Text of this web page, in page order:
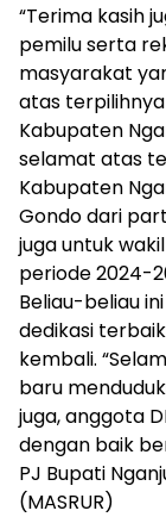
“Terima kasih
pemilu serta
masyarakat
atas
Kabupaten
selamat atas
Kabupaten
Gondo dari
juga untuk
periode 2024-
Beliau-beliau
dedikasi
kembali.
baru
juga, anggota
dengan baik
PJ Bupati
(MASRUR)